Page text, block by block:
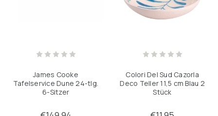
James Cooke
Tafelservice Dune 24-tlg.
6-Sitzer
Colori Del Sud Cazorla
Deco Teller 11,5 cm Blau 2
Stück